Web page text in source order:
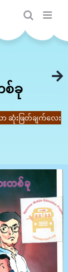
စ်ခု
ဆုံးဖြတ်ချက်လေး